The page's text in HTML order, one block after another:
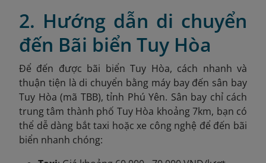
2. Hướng dẫn di chuyển
đến Bãi biển Tuy Hòa
Để đến được bãi biển Tuy Hòa, cách nhanh và
thuận tiện là di chuyển bằng máy bay đến sân bay
Tuy Hòa (mã TBB), tỉnh Phú Yên. Sân bay chỉ cách
trung tâm thành phố Tuy Hòa khoảng 7km, bạn có
thể dễ dàng bắt taxi hoặc xe công nghệ để đến bãi
biển nhanh chóng: